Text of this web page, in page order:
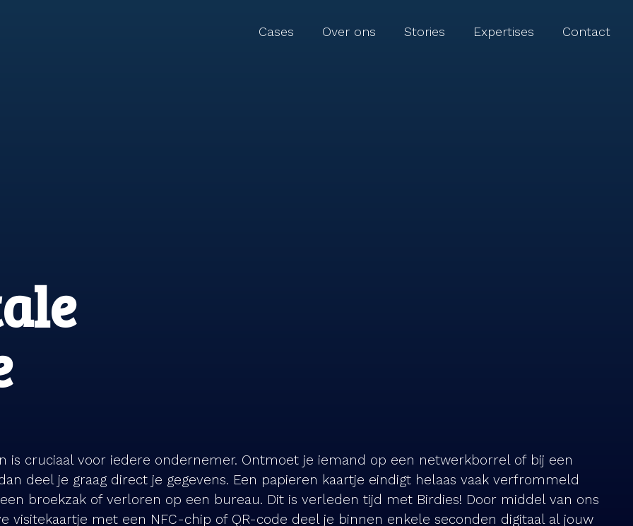
Cases Over ons Stories Expertises Contact
is cruciaal voor iedere ondernemer. Ontmoet je iemand op een netwerkborrel of bij een
deel je graag direct je gegevens. Een papieren kaartje eindigt helaas vaak verfrommeld
broekzak of verloren op een bureau. Dit is verleden tijd met Birdies! Door middel van ons
visitekaartje met een NFC-chip of QR-code deel je binnen enkele seconden digitaal al jouw